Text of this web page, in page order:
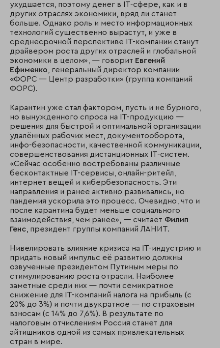
ухудшается, поэтому денег в IT-сфере, как и в
других отраслях экономики, вряд ли станет
больше. Однако роль и место информационных
технологий существенно вырастут, и уже в
среднесрочной перспективе IT-компании станут
драйвером роста других отраслей и глобальной
экономики в целом», — говорит Евгений
Ефименко , генеральный директор компании
«ФОРС — Центр разработки» (группа компаний
ФОРС).
Карантин уже стал фактором, пусть и не бурного,
но вынужденного спроса на IT-продукцию —
решения для быстрой и оптимальной организации
удалённых рабочих мест, документооборота,
инфо-безопасности, качественной коммуникации,
совершенствования дистанционных IT-систем.
«Сейчас особенно востребованы различные
бесконтактные IT-сервисы, онлайн-ритейл,
интернет вещей и кибербезопасность. Эти
направления и ранее активно развивались, но
пандемия ускорила это процесс. Очевидно, что и
после карантина будет меньше социального
взаимодействия, чем ранее», — считает Филип
Генс , президент группы компаний ЛАНИТ.
Нивелировать влияние кризиса на IT-индустрию и
придать новый импульс её развитию должны
озвученные президентом Путиным меры по
стимулированию роста отрасли. Наиболее
заметные среди них — почти семикратное
снижение для IT-компаний налога на прибыль (с
20% до 3%) и почти двукратное — по страховым
взносам (с 14% до 7,6%). В результате по
налоговым отчислениям Россия станет для
айтишников одной из самых привлекательных
стран в мире.